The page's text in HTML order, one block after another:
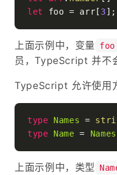
let
foo = arr[ 3];
上面示例中，变量 foo
员，TypeScript 并不
TypeScript 允许使用
type Names =
type
Name = Names
上面示例中，类型